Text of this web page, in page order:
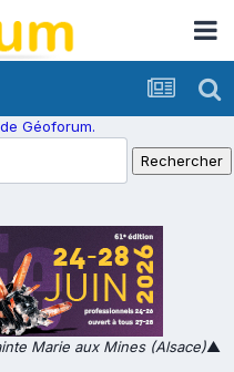
Géoforum.
Marie aux Mines (Alsace)▲